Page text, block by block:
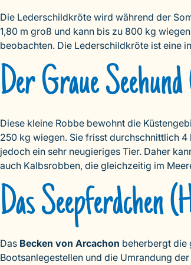
Die Lederschildkröte wird während der
1,80 m groß und kann bis zu 800 kg
beobachten. Die Lederschildkröte ist eine
Der Graue
Diese kleine Robbe bewohnt die
250 kg wiegen. Sie frisst durchschnittlich
jedoch ein sehr neugieriges Tier. Daher
auch Kalbsrobben, die gleichzeitig im
Das Seepferdchen
Das Becken von Arcachon beherbergt die
Bootsanlegestellen und die Umrandung der